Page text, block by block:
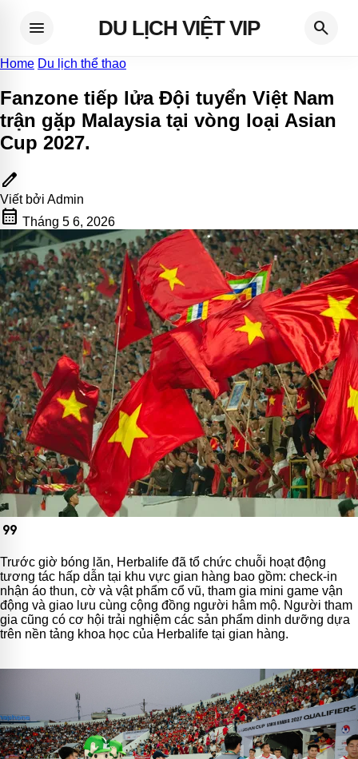
menu DU LỊCH VIỆT VIP search
Home Du lịch thể thao
Fanzone tiếp lửa Đội tuyển Việt Nam
trận gặp Malaysia tại vòng loại Asian
Cup 2027.
edit
Viết bởi Admin
calendar_month Tháng 5 6, 2026
format_quote
Trước giờ bóng lăn, Herbalife đã tổ chức chuỗi hoạt động
tương tác hấp dẫn tại khu vực gian hàng bao gồm: check-in
nhận áo thun, cờ và vật phẩm cổ vũ, tham gia mini game vận
động và giao lưu cùng cộng đồng người hâm mộ. Người tham
gia cũng có cơ hội trải nghiệm các sản phẩm dinh dưỡng dựa
trên nền tảng khoa học của Herbalife tại gian hàng.